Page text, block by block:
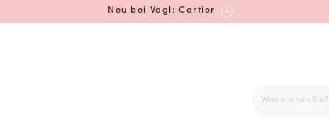
Neu bei Vogl: Cartier
Mehr erfahren: Ikonische Uhren von Cartier